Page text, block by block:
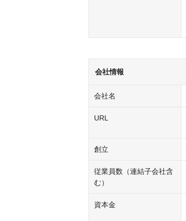
会社情報
会社名
URL
創立
従業員数（連結子会社含
む）
資本金